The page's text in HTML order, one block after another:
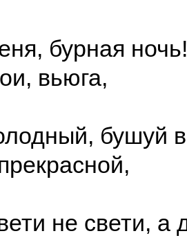
бурная
вьюга,
бушуй
не свети, а